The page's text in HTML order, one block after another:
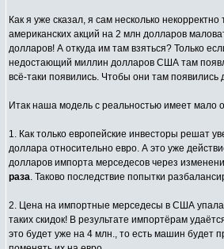
Как я уже сказал, я сам несколько
американских акций на 2 млн долларов
долларов! А откуда им там взяться? Только
недостающий миллин долларов США там
всё-таки появились. Чтобы они там
Итак наша модель с реальностью имеет мало
1. Как только европейские инвесторы решат
доллара относительно евро. А это уже
долларов импорта мерседесов через
раза. Таково последствие попытки
2. Цена на импортные мерседесы в США упала
таких скидок! В результате импортёрам
это будет уже на 4 млн., то есть машин будет